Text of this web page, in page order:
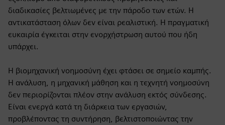
διαδικασίες βελτιωμένες με την πάροδο των ετών. Η
αντικατάσταση όλων δεν είναι ρεαλιστική. Η πραγματική
ευκαιρία έγκειται στην ενορχήστρωση αυτού που ήδη
υπάρχει.
Η βιομηχανική νοημοσύνη έχει φτάσει σε σημείο καμπής.
Η ανάλυση, η μηχανική μάθηση και η τεχνητή νοημοσύνη
δεν περιορίζονται πλέον στην ανάλυση εκτός σύνδεσης.
Είναι ενεργά κατά τη διάρκεια των εργασιών,
προβλέποντας τη συντήρηση, βελτιστοποιώντας την